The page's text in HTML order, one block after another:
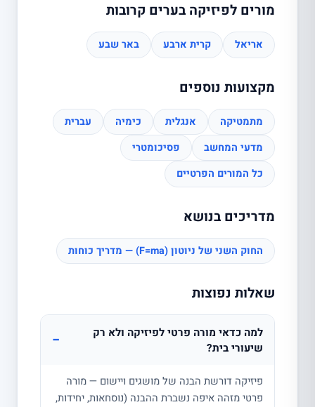
מורים לפיזיקה בערים קרובות
אריאל קרית ארבע באר שבע
מקצועות נוספים
מתמטיקה אנגלית כימיה
עברית
מדעי המחשב
פסיכומטרי
כל המורים הפרטיים
מדריכים בנושא
החוק השני של ניוטון (F=ma) — מדריך כוחות
שאלות נפוצות
למה כדאי מורה פרטי לפיזיקה ולא רק
שיעורי בית?
−
פיזיקה דורשת הבנה של מושגים ויישום — מורה
פרטי מזהה איפה נשברת ההבנה (נוסחאות, יחידות,